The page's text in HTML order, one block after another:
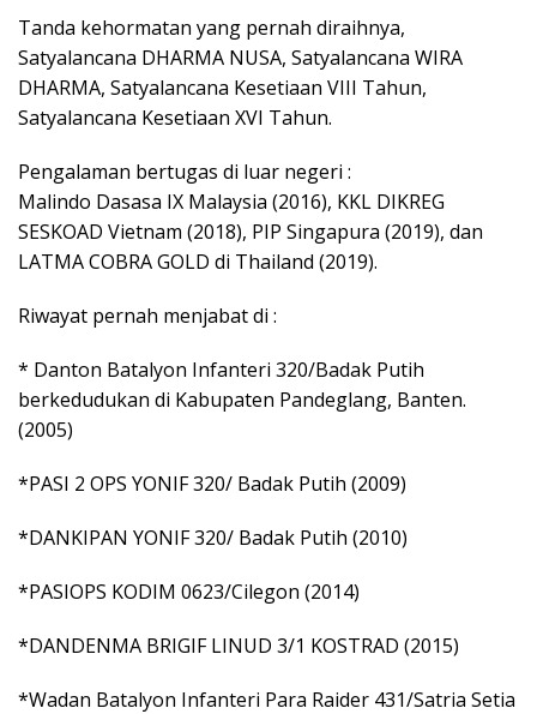
Tanda kehormatan yang pernah diraihnya,
Satyalancana DHARMA NUSA, Satyalancana WIRA
DHARMA, Satyalancana Kesetiaan VIII Tahun,
Satyalancana Kesetiaan XVI Tahun.
Pengalaman bertugas di luar negeri :
Malindo Dasasa IX Malaysia (2016), KKL DIKREG
SESKOAD Vietnam (2018), PIP Singapura (2019), dan
LATMA COBRA GOLD di Thailand (2019).
Riwayat pernah menjabat di :
* Danton Batalyon Infanteri 320/Badak Putih
berkedudukan di Kabupaten Pandeglang, Banten.
(2005)
*PASI 2 OPS YONIF 320/ Badak Putih (2009)
*DANKIPAN YONIF 320/ Badak Putih (2010)
*PASIOPS KODIM 0623/Cilegon (2014)
*DANDENMA BRIGIF LINUD 3/1 KOSTRAD (2015)
*Wadan Batalyon Infanteri Para Raider 431/Satria Setia